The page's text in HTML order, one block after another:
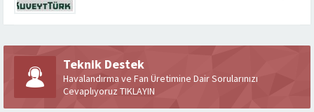
Teknik Destek
Havalandırma ve Fan Üretimine Dair Sorularınızı
Cevaplıyoruz TIKLAYIN